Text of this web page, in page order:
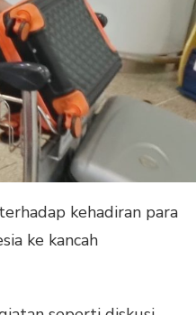
kehadiran para
ke kancah